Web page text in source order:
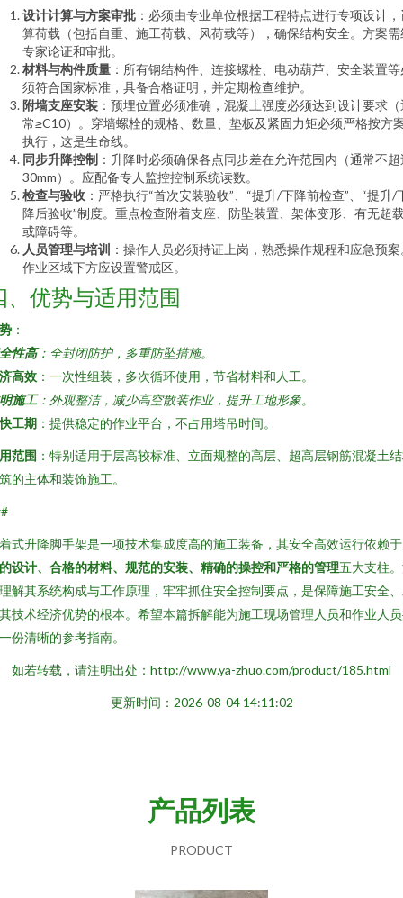
设计计算与方案审批 ：必须由专业单位根据工程特点进行专项设计
算荷载（包括自重、施工荷载、风荷载等），确保结构安全。方案需
专家论证和审批。
材料与构件质量 ：所有钢结构件、连接螺栓、电动葫芦、安全装置等
须符合国家标准，具备合格证明，并定期检查维护。
附墙支座安装 ：预埋位置必须准确，混凝土强度必须达到设计要求（
常≥C10）。穿墙螺栓的规格、数量、垫板及紧固力矩必须严格按方
执行，这是生命线。
同步升降控制 ：升降时必须确保各点同步差在允许范围内（通常不超
30mm）。应配备专人监控控制系统读数。
检查与验收 ：严格执行“首次安装验收”、“提升/下降前检查”、“提升/
降后验收”制度。重点检查附着支座、防坠装置、架体变形、有无超
或障碍等。
人员管理与培训 ：操作人员必须持证上岗，熟悉操作规程和应急预案
作业区域下方应设置警戒区。
、优势与适用范围
：
性高：全封闭防护，多重防坠措施。
高效 ：一次性组装，多次循环使用，节省材料和人工。
施工：外观整洁，减少高空散装作业，提升工地形象。
工期 ：提供稳定的作业平台，不占用塔吊时间。
范围 ：特别适用于层高较标准、立面规整的高层、超高层钢筋混凝土
的主体和装饰施工。
式升降脚手架是一项技术集成度高的施工装备，其安全高效运行依赖于
设计、合格的材料、规范的安装、精确的操控和严格的管理五大支柱
解其系统构成与工作原理，牢牢抓住安全控制要点，是保障施工安全
技术经济优势的根本。希望本篇拆解能为施工现场管理人员和作业人
份清晰的参考指南。
如若转载，请注明出处：http://www.ya-zhuo.com/product/185.html
更新时间：2026-08-04 14:11:02
产品列表
PRODUCT